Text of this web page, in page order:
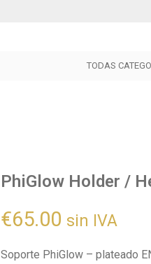
TODAS
PhiBright
PhiLaser
PhiGlow Holder /
€65.00 sin IVA
Soporte PhiGlow – plateado